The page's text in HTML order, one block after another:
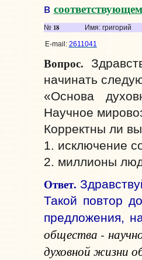
в
№18
Имя: григорий
E-mail: 2611041
Вопрос.
начинать
«Основа
Научное
Корректны ли
1. исключение
2. миллионы
Ответ.
Такой повтор
предложения,
общества -
духовной жизни